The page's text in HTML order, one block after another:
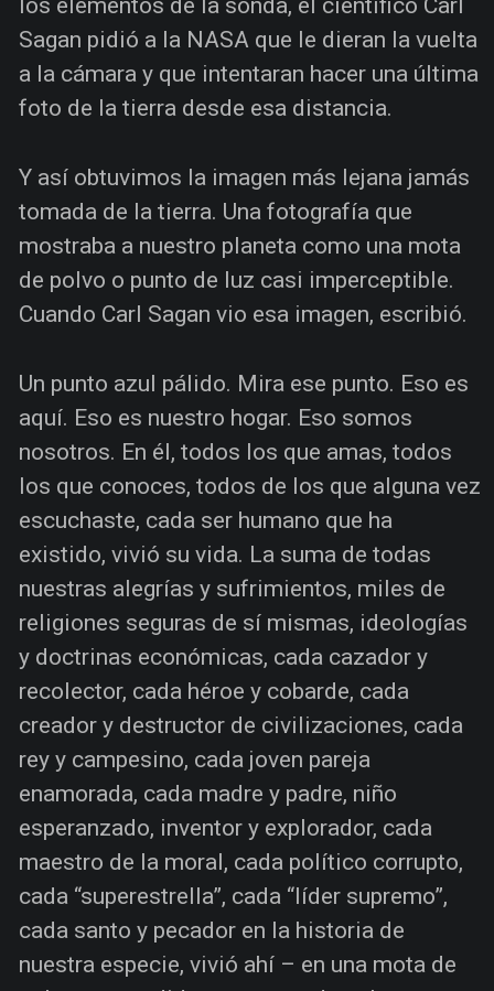
Sagan pidió a la NASA que le dieran la vuelta
a la cámara y que intentaran hacer una última
foto de la tierra desde esa distancia.
Y así obtuvimos la imagen más lejana jamás
tomada de la tierra. Una fotografía que
mostraba a nuestro planeta como una mota
de polvo o punto de luz casi imperceptible.
Cuando Carl Sagan vio esa imagen, escribió.
Un punto azul pálido. Mira ese punto. Eso es
aquí. Eso es nuestro hogar. Eso somos
nosotros. En él, todos los que amas, todos
los que conoces, todos de los que alguna vez
escuchaste, cada ser humano que ha
existido, vivió su vida. La suma de todas
nuestras alegrías y sufrimientos, miles de
religiones seguras de sí mismas, ideologías
y doctrinas económicas, cada cazador y
recolector, cada héroe y cobarde, cada
creador y destructor de civilizaciones, cada
rey y campesino, cada joven pareja
enamorada, cada madre y padre, niño
esperanzado, inventor y explorador, cada
maestro de la moral, cada político corrupto,
cada “superestrella”, cada “líder supremo”,
cada santo y pecador en la historia de
nuestra especie, vivió ahí – en una mota de